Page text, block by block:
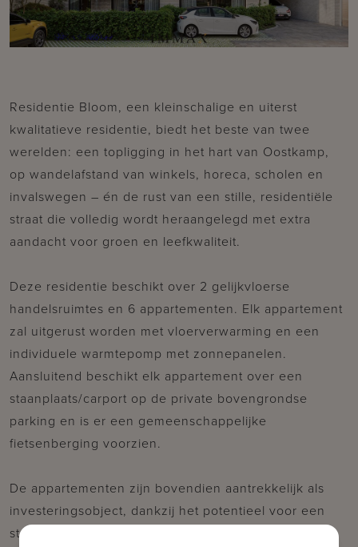
Residentie Bloom, een kleinschalige en uiterst
kwalitatieve residentie, biedt het beste van twee
werelden: een topligging in het hart van Oostkamp,
op wandelafstand van winkels, horeca, scholen en
invalswegen – én de rust van een stille, residentiële
straat die volledig wordt heraangelegd met extra
aandacht voor groen en leefkwaliteit.
Deze residentie beschikt over 2 gelijkvloerse
handelsruimtes en 6 appartementen. Elk appartement
zal uitgerust worden met vloerverwarming en een
individuele warmtepomp met zonnepanelen.
Aansluitend beschikt elk appartement over een
staanplaats/carport op de private bovengrondse
parking en is er een gemeenschappelijke
fietsenberging voorzien.
De appartementen zijn bovendien aantrekkelijk als
investeringsobject, dankzij het potentieel voor een
stabiel en interessant rendement van meer dan 3%!